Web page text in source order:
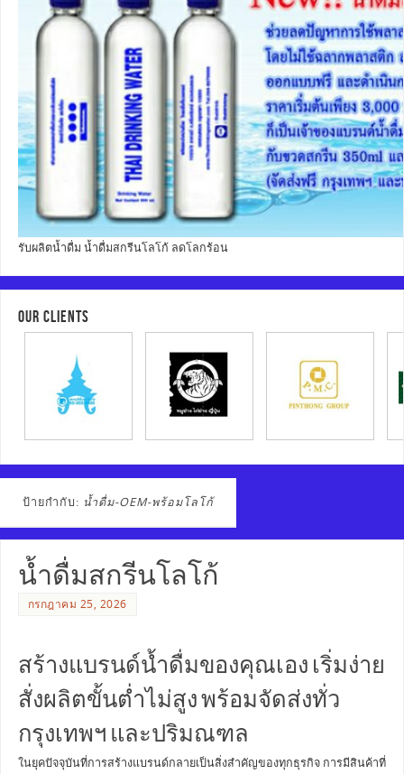
รับผลิตน้ำดื่ม น้ำดื่มสกรีนโลโก้ ลดโลกร้อน
OUR CLIENTS
ป้ายกำกับ: น้ำดื่ม-OEM-พร้อมโลโก้
น้ำดื่มสกรีนโลโก้
กรกฎาคม 25, 2026
สร้างแบรนด์น้ำดื่มของคุณเอง เริ่มง่าย
สั่งผลิตขั้นต่ำไม่สูง พร้อมจัดส่งทั่ว
กรุงเทพฯ และปริมณฑล
ในยุคปัจจุบันที่การสร้างแบรนด์กลายเป็นสิ่งสำคัญของทุกธุรกิจ การมีสินค้าที่